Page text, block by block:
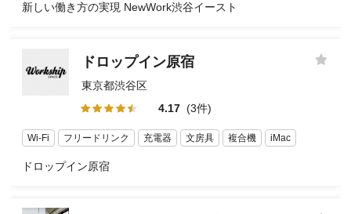
新しい働き方の実現 NewWork渋谷イースト
ドロップイン原宿
東京都渋谷区
4.17 (3件)
Wi-Fi フリードリンク 充電器 文房具 複合機 iMac
ドロップイン原宿